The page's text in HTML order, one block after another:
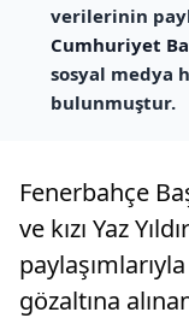
verilerinin
Cumhuriyet
sosyal medya
bulunmuştur.
Fenerbahçe
ve kızı Yaz
gözaltına